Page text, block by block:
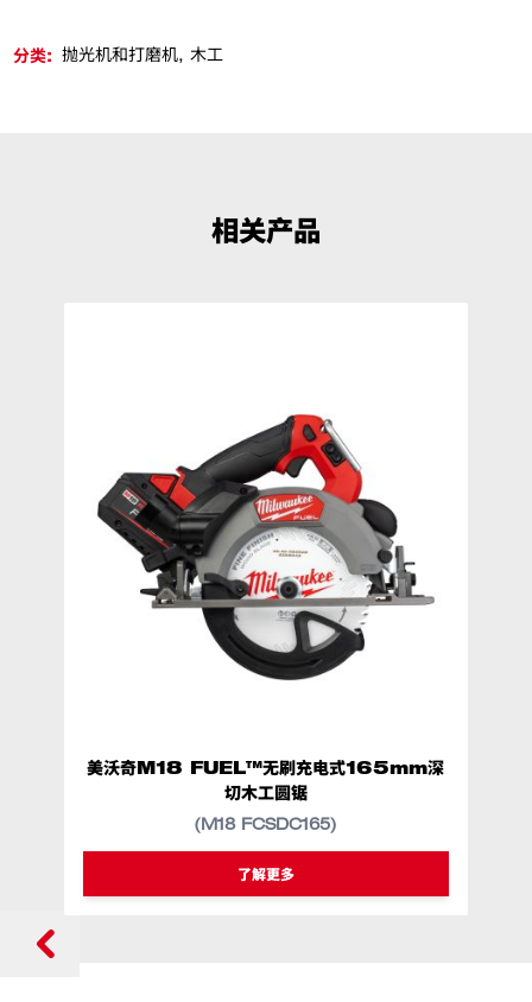
分类: 抛光机和打磨机 木工
相关产品
美沃奇M18 FUEL™无刷充电式165mm深
切木工圆锯
M18 FCSDC165
(M18 FCSDC165)
了解更多